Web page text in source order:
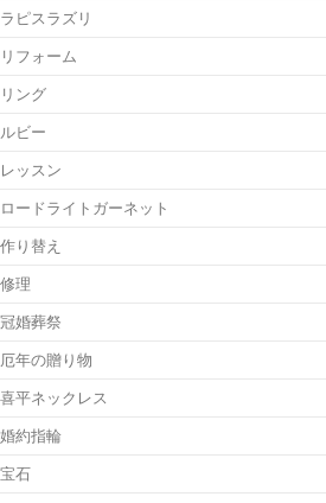
ラピスラズリ
リフォーム
リング
ルビー
レッスン
ロードライトガーネット
作り替え
修理
冠婚葬祭
厄年の贈り物
喜平ネックレス
婚約指輪
宝石